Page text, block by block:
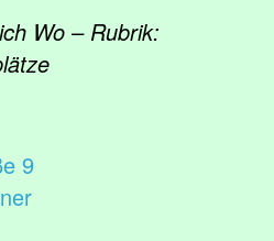
Wo – Rubrik:
9